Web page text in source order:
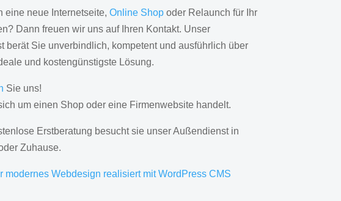
eine neue Internetseite, Online Shopoder Relaunch für Ihr
Dann freuen wir uns auf Ihren Kontakt. Unser
berät Sie unverbindlich, kompetent und ausführlich über
und kostengünstigste Lösung.
Sie uns!
um einen Shop oder eine Firmenwebsite handelt.
Erstberatung besucht sie unser Außendienst in
Zuhause.
modernes Webdesign realisiert mit WordPress CMS